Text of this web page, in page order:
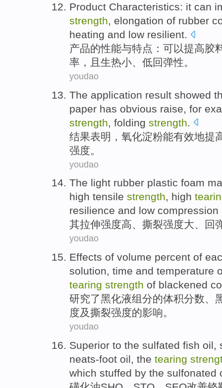
Product Characteristics: it can
strength, elongation of rubber
heating and low resilient.
产品的性能与特点： 可以提高胶
率 ，且生热小、 低回弹性。
youdao
The application result showed
paper has obvious raise , for
strength folding strength
结果表明 ，氧化淀粉能有效地提
强度 。
youdao
The light rubber plastic foam
high tensile strength, high
resilience and low compression
其拉伸强度高、 撕裂强度大、回
youdao
Effects of volume percent of
solution, time and temperature
tearing strength of blackened
研究了黑化液组分的体积分数、
度及撕裂强度的影响。
youdao
Superior to the sulfated fish oil,
neats-foot oil, the tearing
which stuffed by the sulfonated